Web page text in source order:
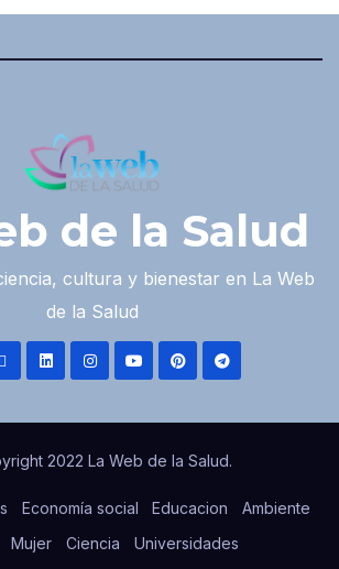
de la Salud
cultura y bienestar en La Web
de la Salud
2022 La Web de la Salud.
Economía social Educacion
Ambiente
Mujer Ciencia Universidades